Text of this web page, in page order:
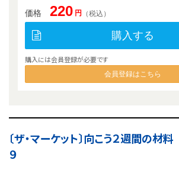
価格 220 円 （税込）
購入する
購入には会員登録が必要です
会員登録はこちら
〔ザ・マーケット〕向こう２週間の材
９